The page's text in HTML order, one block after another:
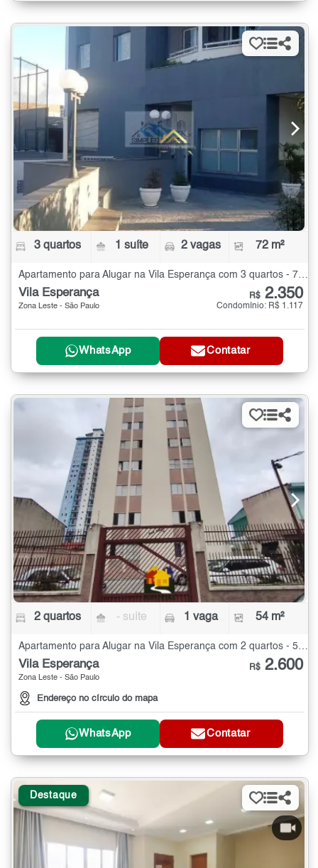
3 quartos 1 suíte 2 vagas 72 m²
Apartamento para Alugar na Vila Esperança com 3 quartos - 72 m²
Vila Esperança
Zona Leste - São Paulo
R$ 2.350
Condomínio: R$ 1.117
WhatsApp Contatar
2 quartos - suíte 1 vaga 54 m²
Vila Esperança
Zona Leste - São Paulo
Endereço no círculo do mapa
R$ 2.600
WhatsApp Contatar
Destaque